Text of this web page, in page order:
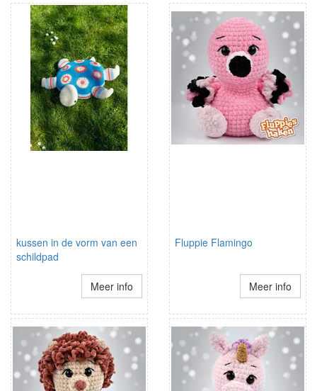
kussen in de vorm van een
schildpad
Meer info
Fluppie Flamingo
Meer info